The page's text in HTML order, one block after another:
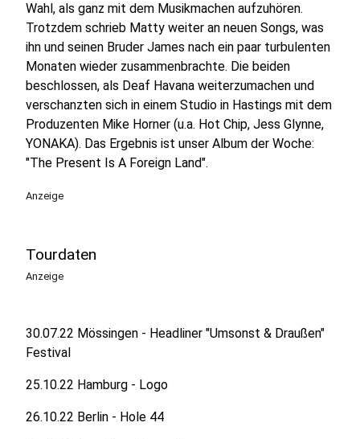
Wahl, als ganz mit dem Musikmachen aufzuhören.
Trotzdem schrieb Matty weiter an neuen Songs, was
ihn und seinen Bruder James nach ein paar turbulenten
Monaten wieder zusammenbrachte. Die beiden
beschlossen, als Deaf Havana weiterzumachen und
verschanzten sich in einem Studio in Hastings mit dem
Produzenten Mike Horner (u.a. Hot Chip, Jess Glynne,
YONAKA). Das Ergebnis ist unser Album der Woche:
"The Present Is A Foreign Land".
Anzeige
Tourdaten
Anzeige
30.07.22 Mössingen - Headliner "Umsonst & Draußen"
Festival
25.10.22 Hamburg - Logo
26.10.22 Berlin - Hole 44